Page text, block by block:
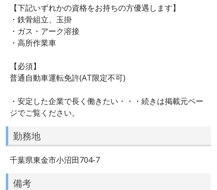
【下記いずれかの資格をお持ちの方優遇します】
・鉄骨組立、玉掛
・ガス・アーク溶接
・高所作業車
【必須】
普通自動車運転免許(AT限定不可)
・安定した企業で長く働きたい・・・続きは掲載元ペー
ジでご覧ください。
勤務地
千葉県東金市小沼田704-7
備考